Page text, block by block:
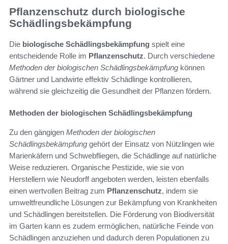
Pflanzenschutz durch biologische
Schädlingsbekämpfung
Die biologische Schädlingsbekämpfung spielt eine
entscheidende Rolle im Pflanzenschutz. Durch verschiedene
Methoden der biologischen Schädlingsbekämpfung können
Gärtner und Landwirte effektiv Schädlinge kontrollieren,
während sie gleichzeitig die Gesundheit der Pflanzen fördern.
Methoden der biologischen Schädlingsbekämpfung
Zu den gängigen Methoden der biologischen
Schädlingsbekämpfung gehört der Einsatz von Nützlingen wie
Marienkäfern und Schwebfliegen, die Schädlinge auf natürliche
Weise reduzieren. Organische Pestizide, wie sie von
Herstellern wie Neudorff angeboten werden, leisten ebenfalls
einen wertvollen Beitrag zum Pflanzenschutz, indem sie
umweltfreundliche Lösungen zur Bekämpfung von Krankheiten
und Schädlingen bereitstellen. Die Förderung von Biodiversität
im Garten kann es zudem ermöglichen, natürliche Feinde von
Schädlingen anzuziehen und dadurch deren Populationen zu